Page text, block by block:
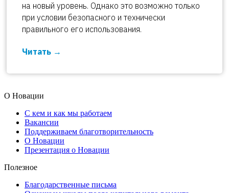
на новый уровень. Однако это возможно только
при условии безопасного и технически
правильного его использования.
Читать
О Новации
С кем и как мы работаем
Вакансии
Поддерживаем благотворительность
О Новации
Презентация о Новации
Полезное
Благодарственные письма